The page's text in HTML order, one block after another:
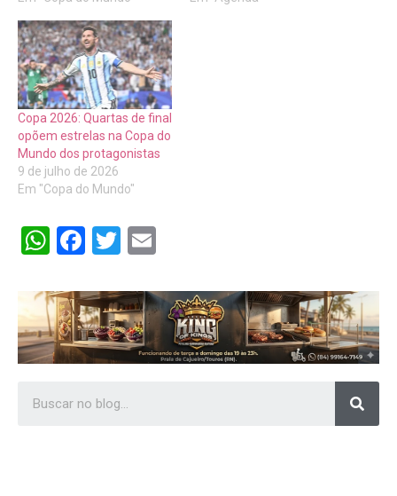
Copa 2026: Quartas de final
opõem estrelas na Copa do
Mundo dos protagonistas
9 de julho de 2026
Em "Copa do Mundo"
WhatsApp
Facebook
Twitter